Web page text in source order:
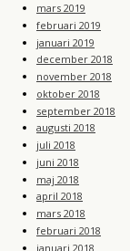
mars 2019
februari 2019
januari 2019
december 2018
november 2018
oktober 2018
september 2018
augusti 2018
juli 2018
juni 2018
maj 2018
april 2018
mars 2018
februari 2018
januari 2018